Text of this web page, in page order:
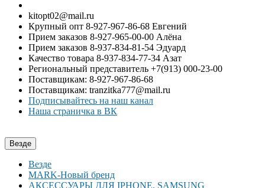
kitopt02@mail.ru
Крупный опт 8-927-967-86-68 Евгений
Прием заказов 8-927-965-00-00 Алёна
Прием заказов 8-937-834-81-54 Эдуард
Качество товара 8-937-834-77-34 Азат
Региональный представитель +7(913) 000-23-00
Поставщикам: 8-927-967-86-68
Поставщикам: tranzitka777@mail.ru
Подписывайтесь на наш канал
Наша страничка в ВК
Везде
Везде
MARK-Новый бренд
АКСЕССУАРЫ ДЛЯ IPHONE, SAMSUNG